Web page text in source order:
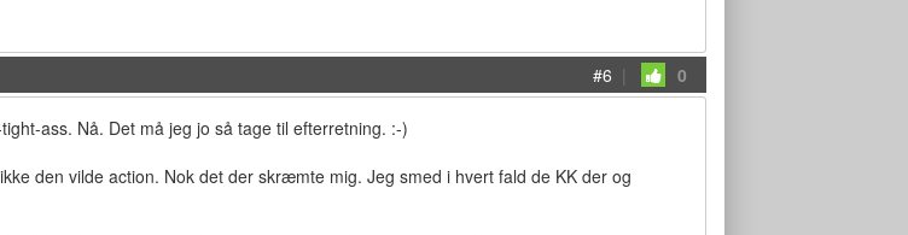
#6 | 0
ass. Nå. Det må jeg jo så tage til efterretning. :-)
den vilde action. Nok det der skræmte mig. Jeg smed i hvert fald de KK der og